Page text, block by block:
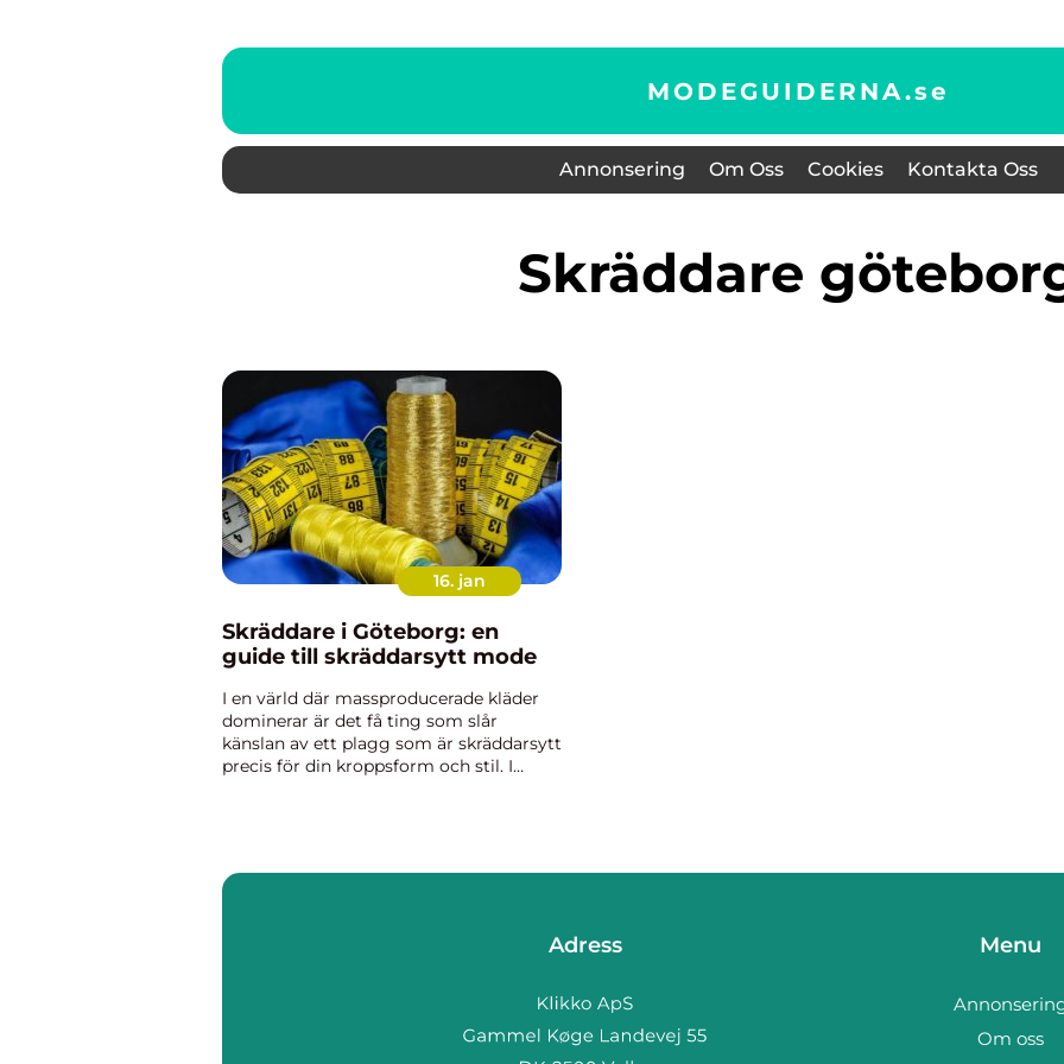
MODEGUIDERNA.se
Annonsering Om Oss Cookies Kontakta Oss
Skräddare
16. jan
Skräddare i Göteborg: en
guide till skräddarsytt mode
I en värld där massproducerade kläder
dominerar är det få ting som slår
känslan av ett plagg som är skräddarsytt
precis för din kroppsform och stil. I
Adress Menu
Om oss